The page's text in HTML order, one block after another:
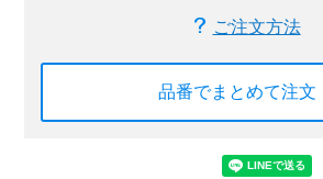
ご注文方法
品番でまとめて注文